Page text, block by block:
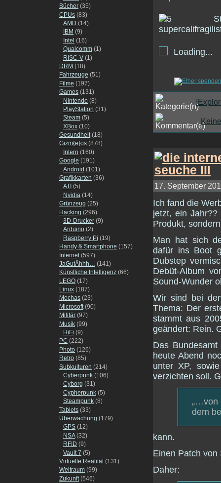
Bücher (35)
CPUs (83)
AMD (14)
IBM (9)
Intel (16)
Qualcomm (1)
RISC-V (1)
DRM (18)
Fahrzeuge (51)
Filme (197)
Games (131)
Nintendo (8)
PlayStation (31)
Steam (5)
XBox (10)
Gesundheit(18)
Gizm{e}os (878)
Intern (160)
Google (191)
Android (101)
Grafikkarten (36)
ATI (5)
Nvidia (14)
Grünzeug (25)
Hacking (296)
3D-Drucker (9)
Arduino (2)
Raspberry Pi (19)
Handy & Smartphone (157)
Internet (597)
JaGutÄhhh… (141)
Künstliche Intelligenz (66)
LEGO (17)
Linux (187)
Mechas (23)
Microsoft(90)
Militär (97)
Musik (99)
HiFi (9)
PC (222)
Photo (126)
Retro (85)
Subkulturen (214)
Cyberpunk (106)
Cyborg (31)
Cypherpunk (5)
Steampunk (8)
Tablets (33)
Überwachung (179)
GPS (12)
NSA(32)
RFID (9)
Vault 7 (5)
Virtuelle Realität(131)
Weltraum (99)
Zukunft (546)
Loading...
17. September
Ich fand die
jetzt, ein
Produkt,
Man hat sich
dafür ins Boot
Dubstep
Debüt-Album
Sound-Wunder
Wir sind bei
Thema: Der
stammt aus
geändert: Rein.
Das
heute Abend
unter XP,
verzichten soll.
„…von
dem
kann.
Einen Patch
Daher: